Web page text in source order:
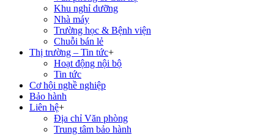
Khu nghỉ dưỡng
Nhà máy
Trường học & Bệnh viện
Chuỗi bán lẻ
Thị trường – Tin tức
Hoạt động nội bộ
Tin tức
Cơ hội nghề nghiệp
Bảo hành
Liên hệ
Địa chỉ Văn phòng
Trung tâm bảo hành